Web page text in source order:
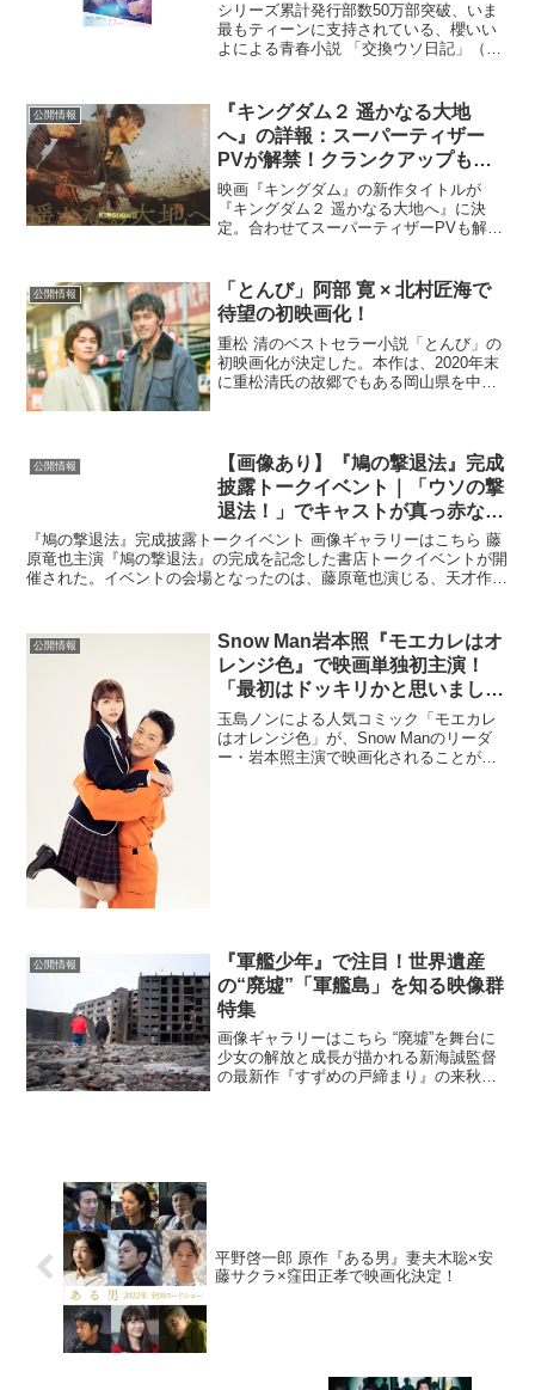
シリーズ累計発行部数50万部突破、いま
最もティーンに支持されている、櫻いい
よによる青春小説 「交換ウソ日記」（ス
が到着した。携帯小説サイト「野いち
ご」で配信が始まった本...
公開情報
『キングダム２ 遥かなる大地
へ』の詳報：スーパーティザー
PVが解禁！クランクアップも報
告！
映画『キングダム』の新作タイトルが
『キングダム２ 遥かなる大地へ』に決
定。合わせてスーパーティザーPVも解禁
動感あふれる姿が。その姿は、前作より
も凛々しさや逞しさが備わ...
公開情報
「とんび」阿部 寛 × 北村匠海で
待望の初映画化！
重松 清のベストセラー小説「とんび」の
初映画化が決定した。本作は、2020年末
に重松清氏の故郷でもある岡山県を中心
子アキラ（市川旭...
公開情報
【画像あり】『鳩の撃退法』完成
披露トークイベント｜「ウソの撃
退法！」でキャストが真っ赤なウ
ソを披露
『鳩の撃退法』完成披露トークイベント 画像ギャラリーはこちら 藤
原竜也主演『鳩の撃退法』の完成を記念した書店トークイベントが開
催された。イベントの会場となったのは、藤原竜也演じる、天才作
公開情報
Snow Man岩本照『モエカレはオ
レンジ色』で映画単独初主演！
「最初はドッキリかと思いまし
た」
玉島ノンによる人気コミック「モエカレ
はオレンジ色」が、Snow Manのリーダ
ー・岩本照主演で映画化されることが決
公開情報
『軍艦少年』で注目！世界遺産
の“廃墟”「軍艦島」を知る映像群
特集
画像ギャラリーはこちら “廃墟”を舞台に
少女の解放と成長が描かれる新海誠監督
の最新作『すずめの戸締まり』の来秋公
平野啓一郎 原作『ある男』妻夫木聡×安
藤サクラ×窪田正孝で映画化決定！